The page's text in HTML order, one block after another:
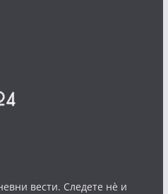
вести. Следете нè и